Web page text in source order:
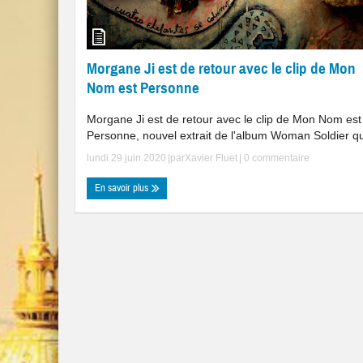
Morgane Ji est de retour avec le clip de Mon
Nom est Personne
Morgane Ji est de retour avec le clip de Mon Nom est
Personne, nouvel extrait de l'album Woman Soldier
lundi 29 juin 2020 |parXavier Fluet 0 commentaire
En savoir plus